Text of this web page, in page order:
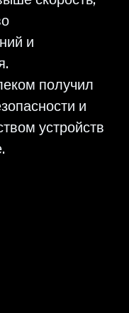
и
получил
и
устройств